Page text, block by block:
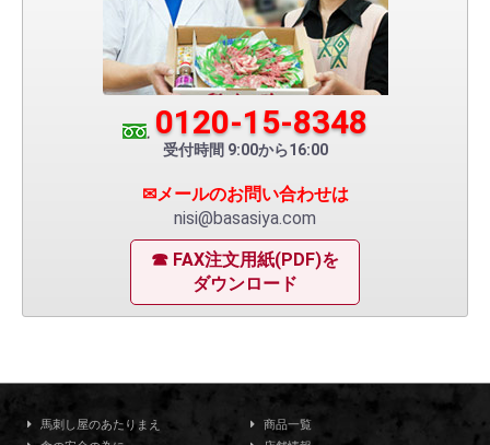
0120-15-8348
受付時間 9:00から16:00
✉メールのお問い合わせは
nisi@basasiya.com
☎ FAX注文用紙(PDF)を
ダウンロード
馬刺し屋のあたりまえ
商品一覧